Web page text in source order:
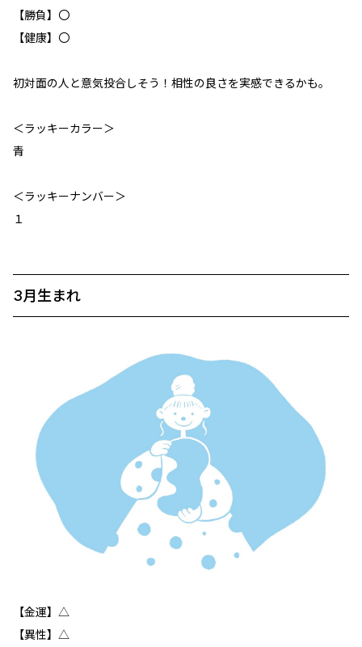
【勝負】〇
【健康】〇
初対面の人と意気投合しそう！相性の良さを実感できるかも。
＜ラッキーカラー＞
青
＜ラッキーナンバー＞
１
3月生まれ
【金運】△
【異性】△